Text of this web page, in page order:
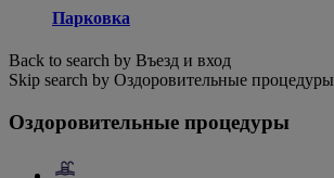
Парковка
Back to search by Въезд и вход
Skip search by Оздоровительные процедуры
Оздоровительные процедуры